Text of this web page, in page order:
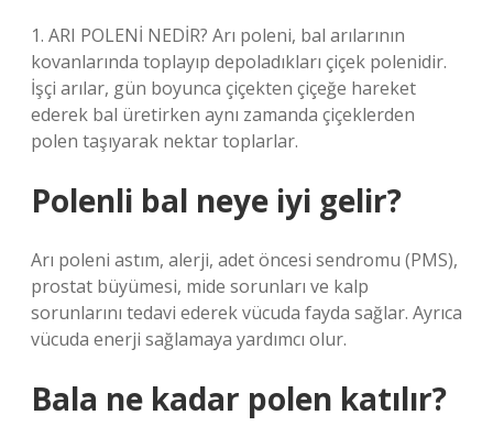
1. ARI POLENİ NEDİR? Arı poleni, bal arılarının
kovanlarında toplayıp depoladıkları çiçek polenidir.
İşçi arılar, gün boyunca çiçekten çiçeğe hareket
ederek bal üretirken aynı zamanda çiçeklerden
polen taşıyarak nektar toplarlar.
Polenli bal neye iyi gelir?
Arı poleni astım, alerji, adet öncesi sendromu (PMS),
prostat büyümesi, mide sorunları ve kalp
sorunlarını tedavi ederek vücuda fayda sağlar. Ayrıca
vücuda enerji sağlamaya yardımcı olur.
Bala ne kadar polen katılır?